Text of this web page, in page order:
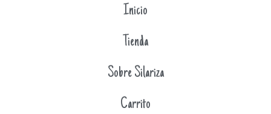
Inicio
Tienda
Sobre Silariza
Carrito